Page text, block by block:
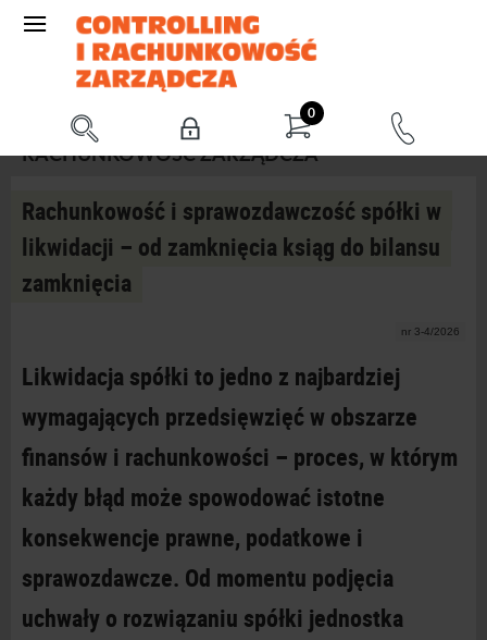
0
RACHUNKOWOŚĆ ZARZĄDCZA
Rachunkowość i sprawozdawczość spółki w
likwidacji – od zamknięcia ksiąg do bilansu
zamknięcia
nr 3-4/2026
Likwidacja spółki to jedno z najbardziej
wymagających przedsięwzięć w obszarze
finansów i rachunkowości – proces, w którym
każdy błąd może spowodować istotne
konsekwencje prawne, podatkowe i
sprawozdawcze. Od momentu podjęcia
uchwały o rozwiązaniu spółki jednostka